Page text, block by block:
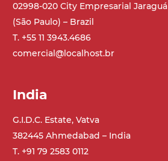
02998-020 City Empresarial Jaraguá
(São Paulo) – Brazil
T. +55 11 3943.4686
comercial@localhost.br
India
G.I.D.C. Estate, Vatva
382445 Ahmedabad – India
T. +91 79 2583 0112